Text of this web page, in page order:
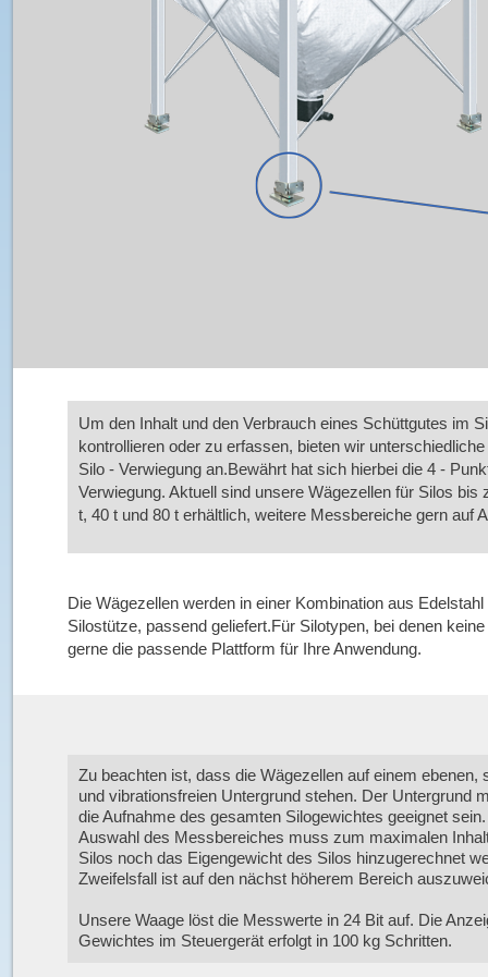
Um den Inhalt und den Verbrauch eines Schüttgutes im
kontrollieren oder zu erfassen, bieten wir
Silo - Verwiegung an.Bewährt hat sich hierbei die 4 -
Verwiegung. Aktuell sind unsere Wägezellen für Silos bis
t, 40 t und 80 t erhältlich, weitere Messbereiche gern auf
Die Wägezellen werden in einer Kombination aus
Silostütze, passend geliefert.Für Silotypen, bei denen
gerne die passende Plattform für Ihre Anwendung.
Zu beachten ist, dass die Wägezellen auf einem ebenen,
und vibrationsfreien Untergrund stehen. Der Untergrund
die Aufnahme des gesamten Silogewichtes geeignet
Auswahl des Messbereiches muss zum maximalen
Silos noch das Eigengewicht des Silos hinzugerechnet
Zweifelsfall ist auf den nächst höherem Bereich
Unsere Waage löst die Messwerte in 24 Bit auf. Die
Gewichtes im Steuergerät erfolgt in 100 kg Schritten.